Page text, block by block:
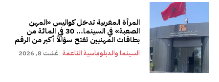
المرأة المغربية تدخل كواليس «المهن
الصعبة» في السينما… 30 في المائة من
بطاقات المهنيين تفتح سؤالاً أكبر من الرقم
السينما والدبلوماسية الناعمة غشت 8, 2026